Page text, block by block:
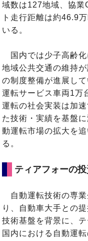
域数は127地域、協業
ト走行距離は約46.9
いる。
国内では少子高齢化
地域公共交通の維持
の制度整備が進展し
運転サービス車両1万
運転の社会実装は加
た技術・実績を基盤
動運転市場の拡大を
る。
ティアフォーの
自動運転技術の専業
り、自動車大手との
技術基盤を背景に、
国内における自動運